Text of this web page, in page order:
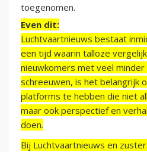
toegenomen.
Even dit:
Luchtvaartnieuws bestaat
een tijd waarin talloze
nieuwkomers met veel
schreeuwen, is het belangrijk
platforms te hebben die niet
maar ook perspectief en
doen.
Bij Luchtvaartnieuws en